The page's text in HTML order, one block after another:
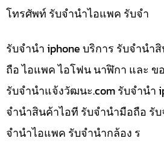
โทรศัพท์ รับจำนำไอแพค รับจำ
รับจำนำ iphone บริการ รับจำนำ
ถือ ไอแพค ไอโฟน นาฬิกา และ ข
รับจํานําแจ้งวัฒนะ.com รับจำนำ
จำนำสินค้าไอที รับจำนำมือถือ รั
จำนำไอแพค รับจำนำกล้อง ร